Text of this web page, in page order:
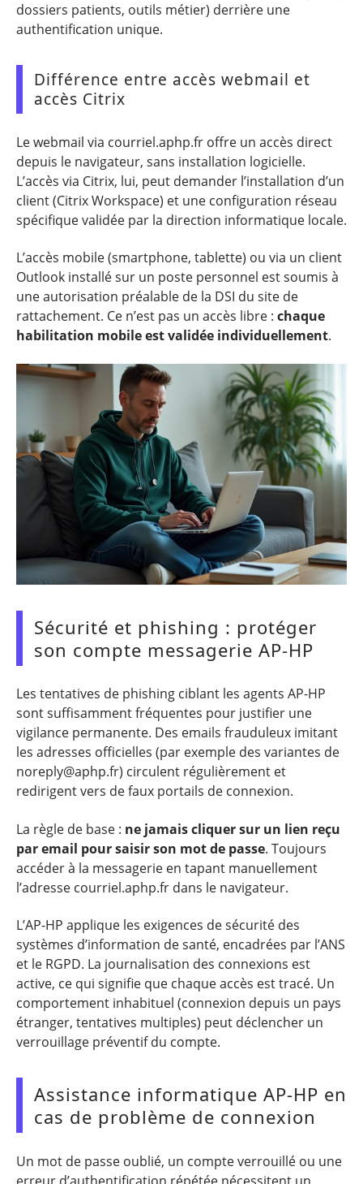
dossiers patients, outils métier) derrière une
authentification unique.
Différence entre accès webmail et
accès Citrix
Le webmail via courriel.aphp.fr offre un accès direct
depuis le navigateur, sans installation logicielle.
L’accès via Citrix, lui, peut demander l’installation d’un
client (Citrix Workspace) et une configuration réseau
spécifique validée par la direction informatique locale.
L’accès mobile (smartphone, tablette) ou via un client
Outlook installé sur un poste personnel est soumis à
une autorisation préalable de la DSI du site de
rattachement. Ce n’est pas un accès libre : chaque
habilitation mobile est validée individuellement.
Sécurité et phishing : protéger
son compte messagerie AP-HP
Les tentatives de phishing ciblant les agents AP-HP
sont suffisamment fréquentes pour justifier une
vigilance permanente. Des emails frauduleux imitant
les adresses officielles (par exemple des variantes de
noreply@aphp.fr) circulent régulièrement et
redirigent vers de faux portails de connexion.
La règle de base : ne jamais cliquer sur un lien reçu
par email pour saisir son mot de passe. Toujours
accéder à la messagerie en tapant manuellement
l’adresse courriel.aphp.fr dans le navigateur.
L’AP-HP applique les exigences de sécurité des
systèmes d’information de santé, encadrées par l’ANS
et le RGPD. La journalisation des connexions est
active, ce qui signifie que chaque accès est tracé. Un
comportement inhabituel (connexion depuis un pays
étranger, tentatives multiples) peut déclencher un
verrouillage préventif du compte.
Assistance informatique AP-HP en
cas de problème de connexion
Un mot de passe oublié, un compte verrouillé ou une
erreur d’authentification répétée nécessitent un